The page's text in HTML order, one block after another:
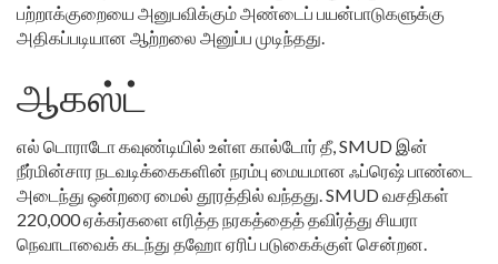
பற்றாக்குறையை அனுபவிக்கும் அண்டைப் பயன்பாடுகளுக்கு
அதிகப்படியான ஆற்றலை அனுப்ப முடிந்தது.
ஆகஸ்ட்
எல் டொராடோ கவுண்டியில் உள்ள கால்டோர் தீ, SMUD இன்
நீர்மின்சார நடவடிக்கைகளின் நரம்பு மையமான ஃப்ரெஷ் பாண்டை
அடைந்து ஒன்றரை மைல் தூரத்தில் வந்தது. SMUD வசதிகள்
220,000 ஏக்கர்களை எரித்த நரகத்தைத் தவிர்த்து சியரா
நெவாடாவைக் கடந்து தஹோ ஏரிப் படுகைக்குள் சென்றன.